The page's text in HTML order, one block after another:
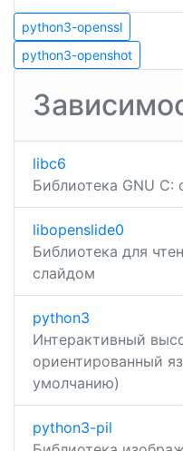
Навигация
по
записям
python3-
openssl
python3-openssl
python3-
openshot
python3-openshot
libc6
Библиотека GNU
libopenslide0
Библиотека для
слайдом
python3
Интерактивный
ориентированный
умолчанию)
python3-pil